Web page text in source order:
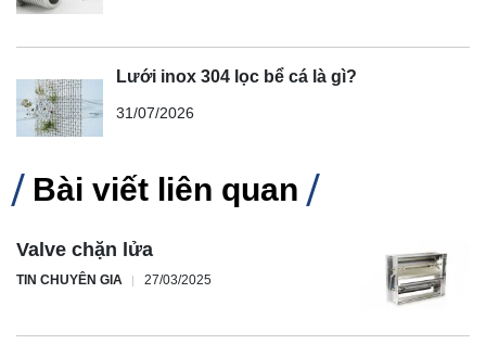
Lưới inox 304 lọc bể cá là gì?
31/07/2026
Bài viết liên quan
Valve chặn lửa
TIN CHUYÊN GIA 27/03/2025